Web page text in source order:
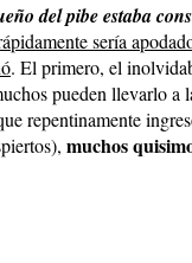
del pibe estaba
sería
. El primero, el
pueden llevarlo a
repentinamente
muchos